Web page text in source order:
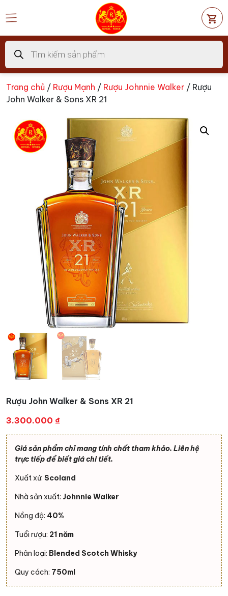
đến
dung
Tìm
kiếm
sản
phẩm
Trang chủ / Rượu Mạnh / Rượu Johnnie Walker / Rượu
John Walker & Sons XR 21
Rượu John Walker & Sons XR 21
3.300.000 ₫
Giá sản phẩm chỉ mang tính chất tham khảo. Liên hệ
trực tiếp để biết giá chi tiết.
Xuất xứ: Scoland
Nhà sản xuất: Johnnie Walker
Nồng độ: 40%
Tuổi rượu: 21 năm
Phân loại: Blended Scotch Whisky
Quy cách: 750ml